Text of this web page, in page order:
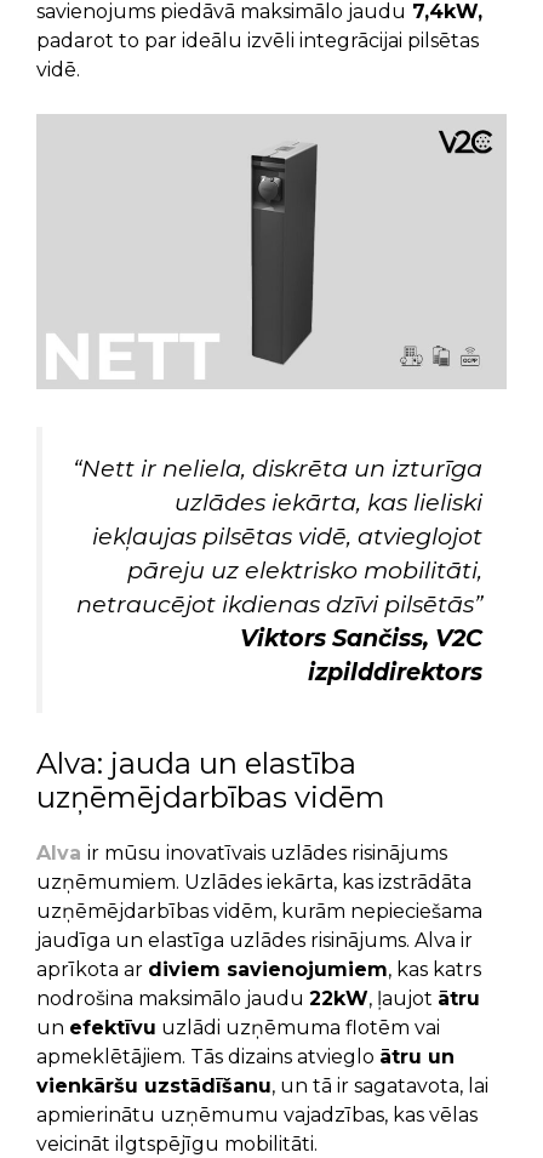
savienojums piedāvā maksimālo jaudu 7,4kW,
padarot to par ideālu izvēli integrācijai pilsētas
vidē.
“Nett ir neliela, diskrēta un izturīga
uzlādes iekārta, kas lieliski
iekļaujas pilsētas vidē, atvieglojot
pāreju uz elektrisko mobilitāti,
netraucējot ikdienas dzīvi pilsētās”
Viktors Sančiss, V2C
izpilddirektors
Alva: jauda un elastība
uzņēmējdarbības vidēm
Alva ir mūsu inovatīvais uzlādes risinājums
uzņēmumiem. Uzlādes iekārta, kas izstrādāta
uzņēmējdarbības vidēm, kurām nepieciešama
jaudīga un elastīga uzlādes risinājums. Alva ir
aprīkota ar diviem savienojumiem, kas katrs
nodrošina maksimālo jaudu 22kW, ļaujot ātru
un efektīvu uzlādi uzņēmuma flotēm vai
apmeklētājiem. Tās dizains atvieglo ātru un
vienkāršu uzstādīšanu, un tā ir sagatavota, lai
apmierinātu uzņēmumu vajadzības, kas vēlas
veicināt ilgtspējīgu mobilitāti.